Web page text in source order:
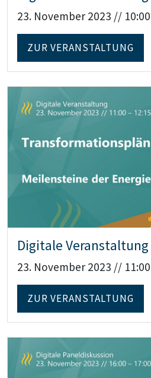
23. November 2023 //
ZUR VERANSTALTUNG
Teaser: Digitale
Digitale Veranstaltung
23. November 2023 //
ZUR VERANSTALTUNG
Teaser: BEE-Analyse zur